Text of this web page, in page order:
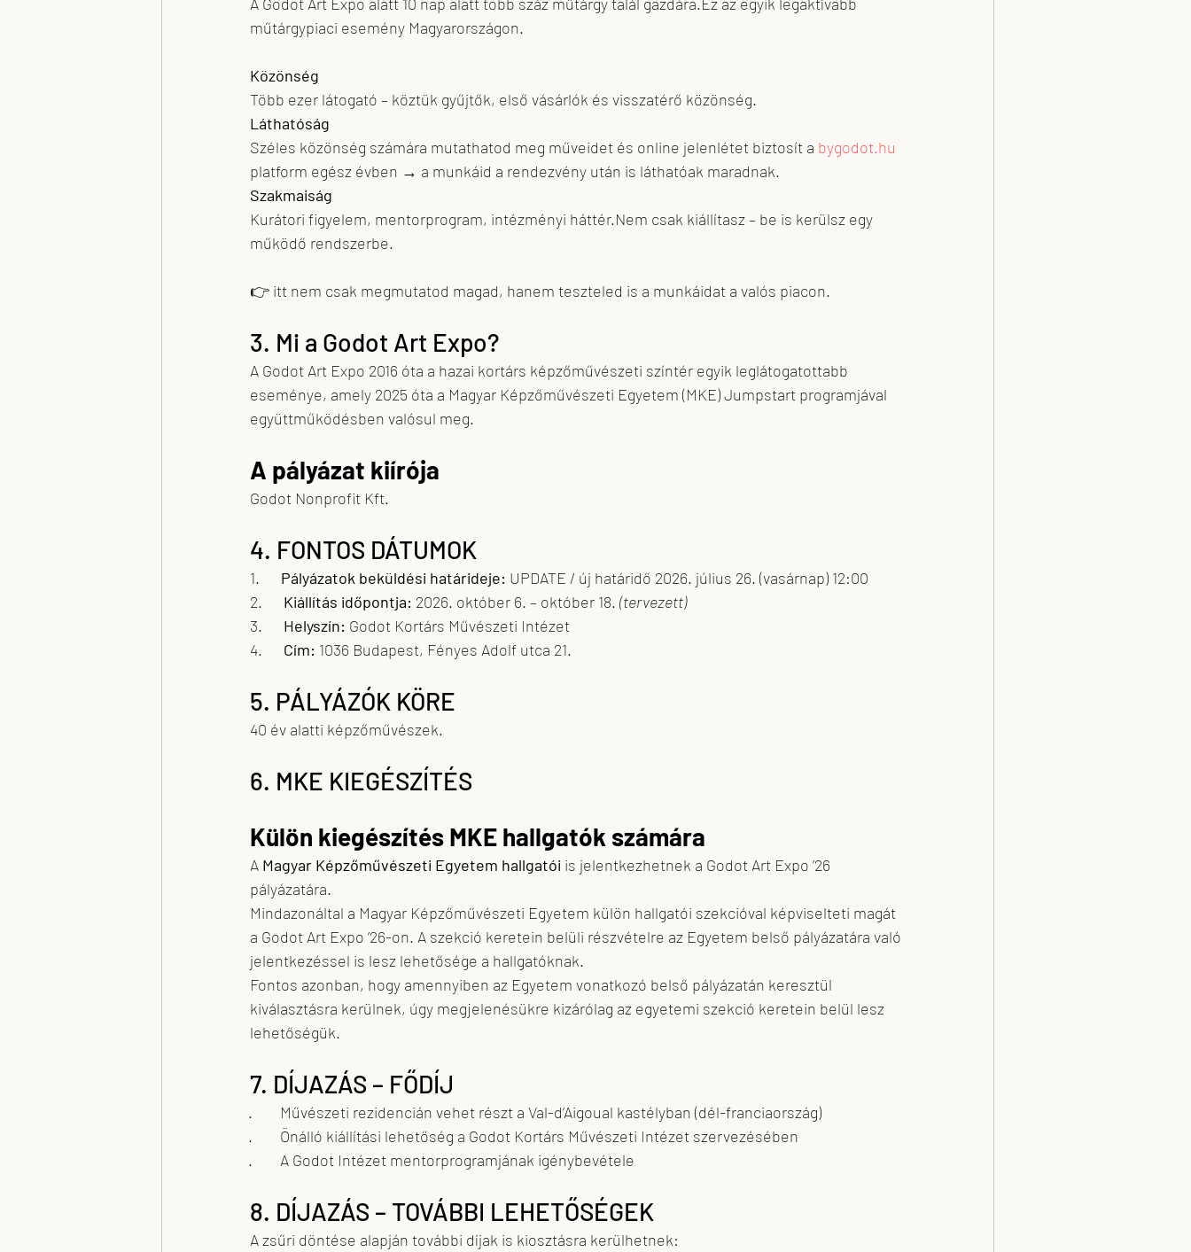
A Godot Art Expo alatt 10 nap alatt több száz műtárgy talál gazdára.Ez az egyik legaktívabb
műtárgypiaci esemény Magyarországon.
Közönség
Több ezer látogató – köztük gyűjtők, első vásárlók és visszatérő közönség.
Láthatóság
Széles közönség számára mutathatod meg műveidet és online jelenlétet biztosít a bygodot.hu
platform egész évben → a munkáid a rendezvény után is láthatóak maradnak.
Szakmaiság
Kurátori figyelem, mentorprogram, intézményi háttér.Nem csak kiállítasz – be is kerülsz egy
működő rendszerbe.
👉 itt nem csak megmutatod magad, hanem teszteled is a munkáidat a valós piacon.
3. Mi a Godot Art Expo?
A Godot Art Expo 2016 óta a hazai kortárs képzőművészeti színtér egyik leglátogatottabb
eseménye, amely 2025 óta a Magyar Képzőművészeti Egyetem (MKE) Jumpstart programjával
együttműködésben valósul meg.
A pályázat kiírója
Godot Nonprofit Kft.
4. FONTOS DÁTUMOK
1. Pályázatok beküldési határideje: UPDATE / új határidő 2026. július 26. (vasárnap) 12:00
2. Kiállítás időpontja: 2026. október 6. – október 18. (tervezett)
3. Helyszín: Godot Kortárs Művészeti Intézet
4. Cím: 1036 Budapest, Fényes Adolf utca 21.
5. PÁLYÁZÓK KÖRE
40 év alatti képzőművészek.
6. MKE KIEGÉSZÍTÉS
Külön kiegészítés MKE hallgatók számára
A Magyar Képzőművészeti Egyetem hallgatói is jelentkezhetnek a Godot Art Expo ’26
pályázatára.
Mindazonáltal a Magyar Képzőművészeti Egyetem külön hallgatói szekcióval képviselteti magát
a Godot Art Expo ’26-on. A szekció keretein belüli részvételre az Egyetem belső pályázatára való
jelentkezéssel is lesz lehetősége a hallgatóknak.
Fontos azonban, hogy amennyiben az Egyetem vonatkozó belső pályázatán keresztül
kiválasztásra kerülnek, úgy megjelenésükre kizárólag az egyetemi szekció keretein belül lesz
lehetőségük.
7. DÍJAZÁS – FŐDÍJ
·        Művészeti rezidencián vehet részt a Val-d’Aigoual kastélyban (dél-franciaország)
·        Önálló kiállítási lehetőség a Godot Kortárs Művészeti Intézet szervezésében
·        A Godot Intézet mentorprogramjának igénybevétele
8. DÍJAZÁS – TOVÁBBI LEHETŐSÉGEK
A zsűri döntése alapján további díjak is kiosztásra kerülhetnek: